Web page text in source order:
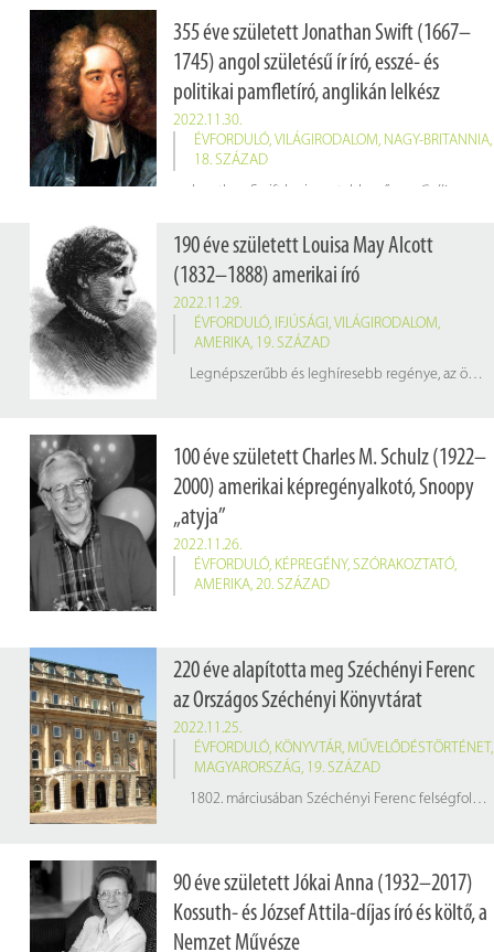
355 éve született Jonathan Swift (1667–
1745) angol születésű ír író, esszé- és
politikai pamfletíró, anglikán lelkész
2022.11.30.
ÉVFORDULÓ, VILÁGIRODALOM, NAGY-BRITANNIA,
18. SZÁZAD
Jonathan Swift legismertebb műve a
Gulliver utazásai
190 éve született Louisa May Alcott
(1832–1888) amerikai író
2022.11.29.
ÉVFORDULÓ, IFJÚSÁGI , VILÁGIRODALOM,
AMERIKA, 19. SZÁZAD
Legnépszerűbb és leghíresebb regénye, az önéletrajzi ihletésű
100 éve született Charles M. Schulz (1922–
2000) amerikai képregényalkotó, Snoopy
„atyja”
2022.11.26.
ÉVFORDULÓ, KÉPREGÉNY, SZÓRAKOZTATÓ,
AMERIKA, 20. SZÁZAD
220 éve alapította meg Széchényi Ferenc
az Országos Széchényi Könyvtárat
2022.11.25.
ÉVFORDULÓ, KÖNYVTÁR, MŰVELŐDÉSTÖRTÉNET,
MAGYARORSZÁG, 19. SZÁZAD
1802. márciusában Széchényi Ferenc felségfolyamodványt nyújtott be a bécsi Magyar Kancellárián keresztül I. Ferenc királyhoz, hogy nyomtatott könyvekből, kéziratokból, pénzérmékből, rézmetszetekből, címerképekből és térképekből álló gyűjteményét
90 éve született Jókai Anna (1932–2017)
Kossuth- és József Attila-díjas író és költő, a
Nemzet Művésze